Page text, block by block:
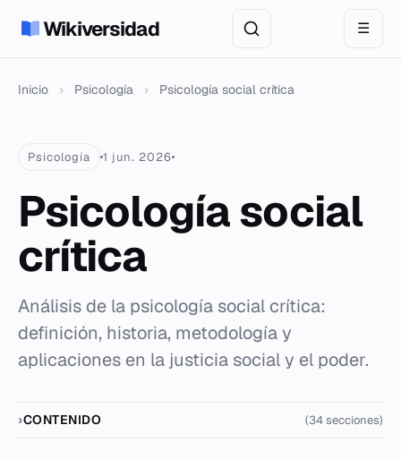
Wikiversidad ☰
Inicio › Psicología › Psicología social crítica
Psicología 1 jun. 2026
Psicología social
crítica
Análisis de la psicología social crítica:
definición, historia, metodología y
aplicaciones en la justicia social y el poder.
CONTENIDO (34 secciones)